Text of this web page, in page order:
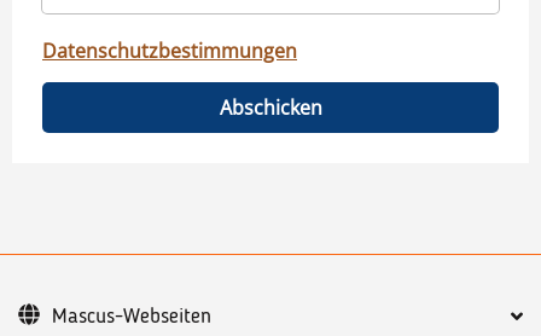
Datenschutzbestimmungen
Abschicken
Mascus-Webseiten